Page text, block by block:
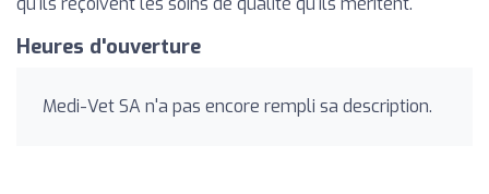
Heures d'ouverture
Medi-Vet SA n'a pas encore rempli sa description.